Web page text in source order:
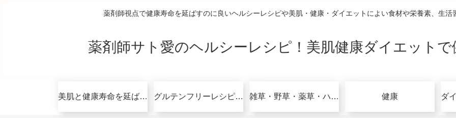
薬剤師視点で健康寿命を延ばすのに良いヘルシーレシピや美肌・健康・ダイエットによい食材や栄養素、生
薬剤師サト愛のヘルシーレシピ！美肌健康ダイエット
美肌と健康寿命を延ばすコツ無料講座 グルテンフリーレシピで美肌健康ダイエット！ 雑草・野草・薬草・ハーブ 健康